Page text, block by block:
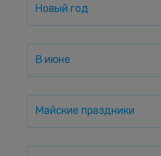
Новый год
В июне
Майские праздники